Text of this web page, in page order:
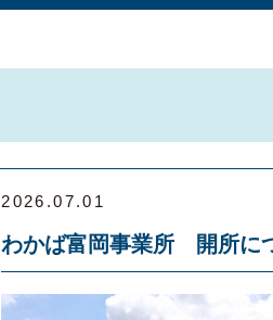
2026.07.01
わかば富岡事業所 開所に